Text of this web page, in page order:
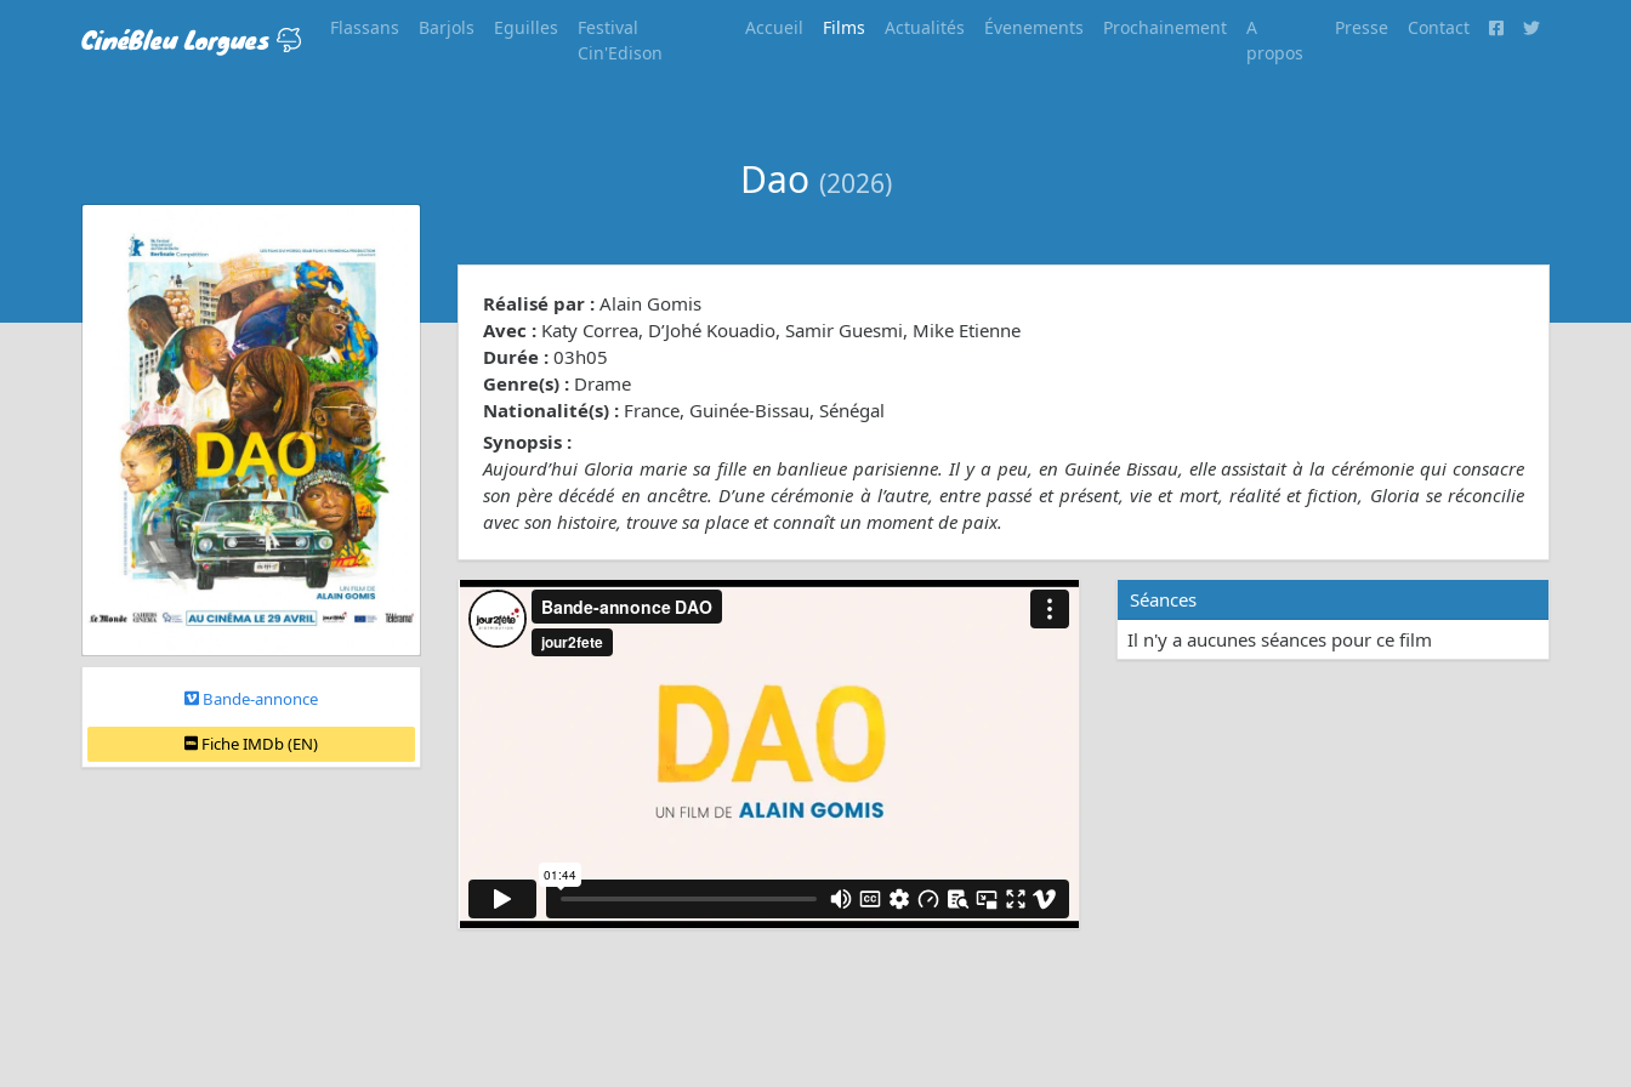
CinéBleu Lorgues Flassans Barjols Eguilles
Festival
Cin'Edison
Accueil Films Actualités Évenements Prochainement
A
propos
Presse Contact
Dao (2026)
Bande-annonce
Fiche IMDb (EN)
Réalisé par : Alain Gomis
Avec : Katy Correa, D’Johé Kouadio, Samir Guesmi, Mike Etienne
Durée : 03h05
Genre(s) : Drame
Nationalité(s) : France, Guinée-Bissau, Sénégal
Synopsis :
Aujourd’hui Gloria marie sa fille en banlieue parisienne. Il y a peu, en Guinée Bissau, elle assistait à la cérémonie qui consacre
son père décédé en ancêtre. D’une cérémonie à l’autre, entre passé et présent, vie et mort, réalité et fiction, Gloria se réconcilie
avec son histoire, trouve sa place et connaît un moment de paix.
Séances
Il n'y a aucunes séances pour ce film